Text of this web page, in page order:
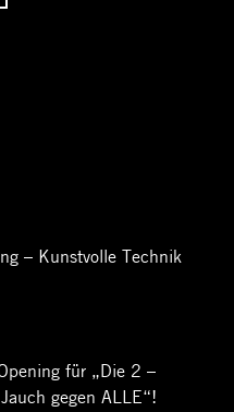
– Kunstvolle Technik
für „Die 2 –
gegen ALLE“!